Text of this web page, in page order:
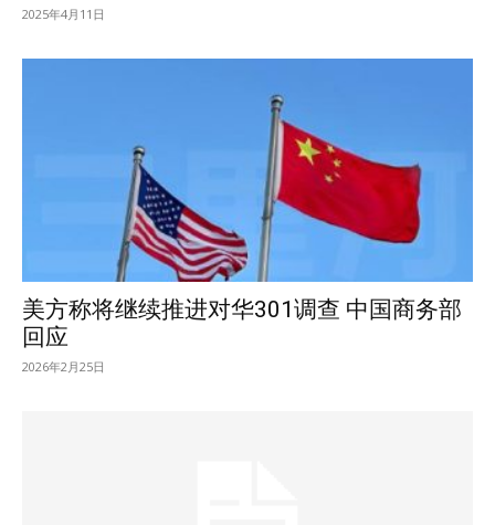
2025年4月11日
美方称将继续推进对华301调查 中国商务部
回应
2026年2月25日